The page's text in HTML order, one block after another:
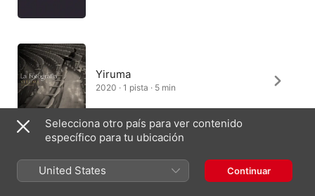
Yiruma
2020 · 1 pista · 5 min
Marco Velocci
2021 · 1 pista · 3 min
Selecciona otro país para ver contenido
específico para tu ubicación
United States Continuar